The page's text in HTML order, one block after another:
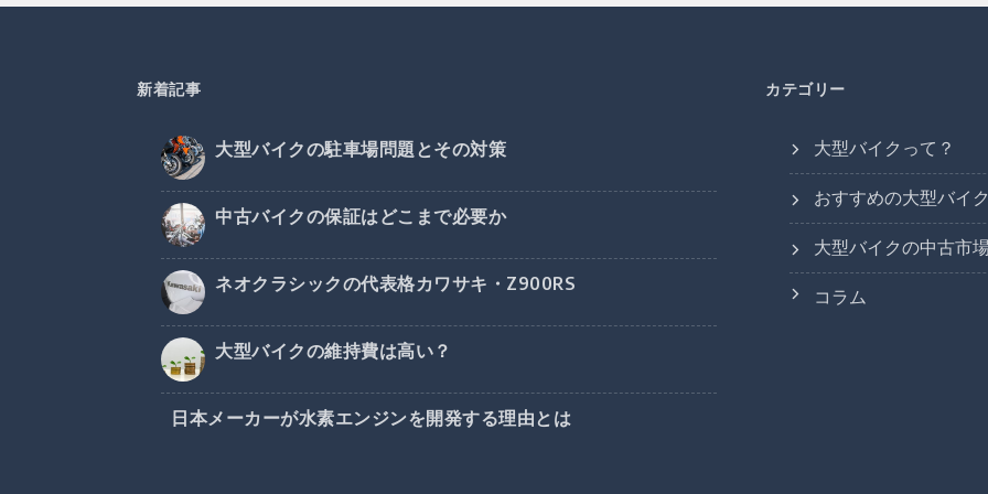
新着記事
大型バイクの駐車場問題とその対策
中古バイクの保証はどこまで必要か
ネオクラシックの代表格カワサキ・Z900RS
大型バイクの維持費は高い？
日本メーカーが水素エンジンを開発する理由とは
カテゴリー
大型バイクって？
おすすめの大型バイ
大型バイクの中古市
コラム